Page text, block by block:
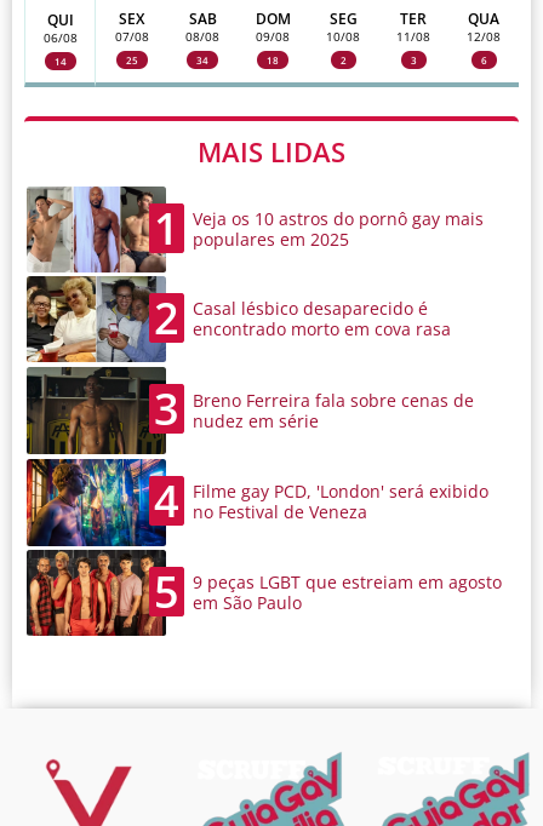
QUI
06/08
14
SEX
07/08
25
SAB
08/08
34
DOM
09/08
18
SEG
10/08
2
TER
11/08
3
QUA
12/08
6
MAIS LIDAS
1
Veja os 10 astros do pornô gay mais
populares em 2025
2
Casal lésbico desaparecido é
encontrado morto em cova rasa
3
Breno Ferreira fala sobre cenas de
nudez em série
4
Filme gay PCD, 'London' será exibido
no Festival de Veneza
5
9 peças LGBT que estreiam em agosto
em São Paulo